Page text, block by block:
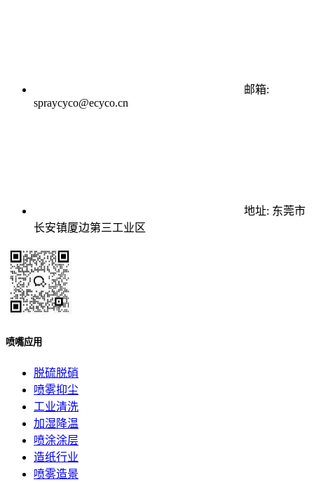
邮箱:
spraycyco@ecyco.cn
地址: 东莞市
长安镇厦边第三工业区
喷嘴应用
脱硫脱硝
喷雾抑尘
工业清洗
加湿降温
喷涂涂层
造纸行业
喷雾造景